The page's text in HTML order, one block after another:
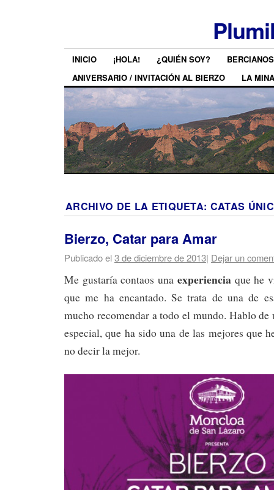
INICIO ¡HOLA! ¿QUIÉN SOY?
ANIVERSARIO / INVITACIÓN AL BIERZO
LA MINA
ARCHIVO DE LA ETIQUETA: CATAS
Bierzo, Catar para Amar
Publicado el3 de diciembre de 2013| Dejar un
Me gustaría contaos una experienciaque he
que me ha encantado. Se trata de una de
mucho recomendar a todo el mundo. Hablo
especial, que ha sido una de las mejores que
no decir la mejor.